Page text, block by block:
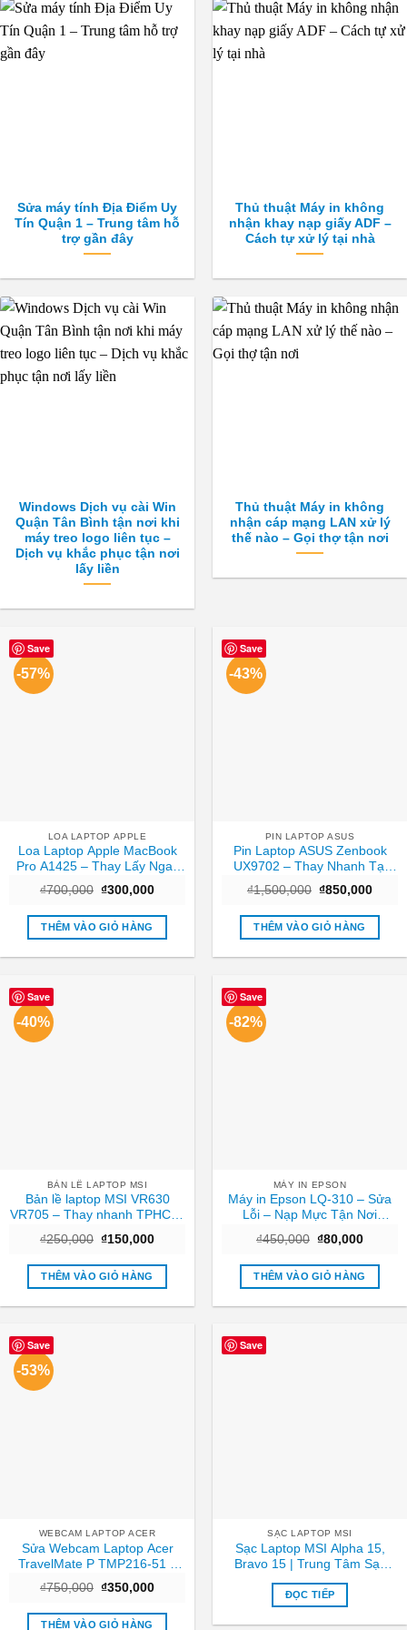
Sửa máy tính Địa Điểm Uy
Tín Quận 1 – Trung tâm hỗ
trợ gần đây
Thủ thuật Máy in không
nhận khay nạp giấy ADF –
Cách tự xử lý tại nhà
Windows Dịch vụ cài Win
Quận Tân Bình tận nơi khi
máy treo logo liên tục –
Dịch vụ khắc phục tận nơi
lấy liền
Thủ thuật Máy in không
nhận cáp mạng LAN xử lý
thế nào – Gọi thợ tận nơi
Save
-57%
LOA LAPTOP APPLE
Loa Laptop Apple MacBook
Pro A1425 – Thay Lấy Ngay
₫700,000 Giá
là:
₫700,000.
₫300,000Giá
tại
₫300,000.
THÊM VÀO GIỎ HÀNG
Save
-43%
PIN LAPTOP ASUS
Pin Laptop ASUS Zenbook
UX9702 – Thay Nhanh Tại
₫1,500,000 Giá
là:
₫1,500,000.
₫850,000Giá
tại
THÊM VÀO GIỎ HÀNG
Save
-40%
BẢN LỀ LAPTOP MSI
Bản lề laptop MSI VR630
VR705 – Thay nhanh TPHCM,
₫250,000 Giá
là:
₫250,000.
₫150,000Giá
tại
₫150,000.
THÊM VÀO GIỎ HÀNG
Save
-82%
MÁY IN EPSON
Máy in Epson LQ-310 – Sửa
Lỗi – Nạp Mực Tận Nơi
₫450,000 Giá
là:
₫450,000.
₫80,000Giá
tại
là:
THÊM VÀO GIỎ HÀNG
Save
-53%
WEBCAM LAPTOP ACER
Sửa Webcam Laptop Acer
TravelMate P TMP216-51 –
Lấy Liền
₫750,000 Giá
là:
₫750,000.
₫350,000Giá
tại
THÊM VÀO GIỎ HÀNG
Save
SẠC LAPTOP MSI
Sạc Laptop MSI Alpha 15,
Bravo 15 | Trung Tâm Sạc
ĐỌC TIẾP